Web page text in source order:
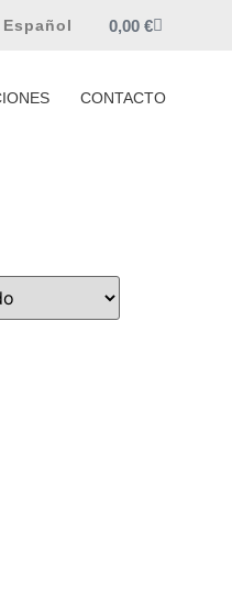
Español 0,00€
CONTACTO